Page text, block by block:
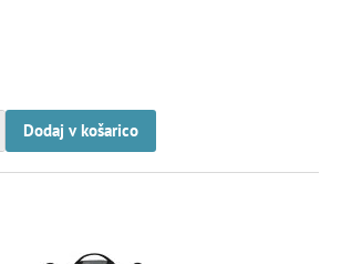
Dodaj v košarico